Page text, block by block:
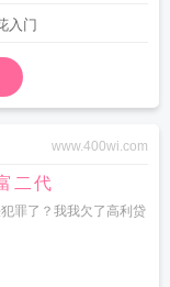
入门
www.400wi.com
二代
罪了？我我欠了高利贷